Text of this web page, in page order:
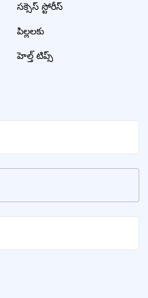
సక్సెస్ స్టోరీస్
పిల్లలకు
హెల్త్ టిప్స్